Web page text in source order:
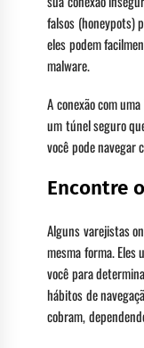
falsos (honeypots)
eles podem
malware.
A conexão com
um túnel seguro
você pode navegar
Encontre
Alguns varejistas
mesma forma.
você para
hábitos de
cobram,